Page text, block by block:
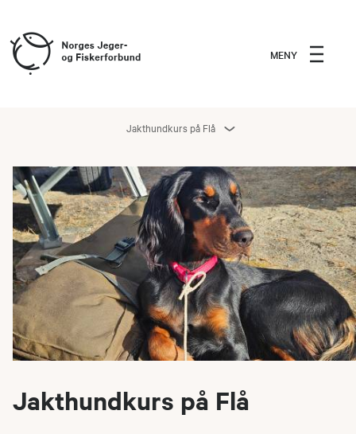
MENY
Jakthundkurs på Flå
Jakthundkurs på Flå